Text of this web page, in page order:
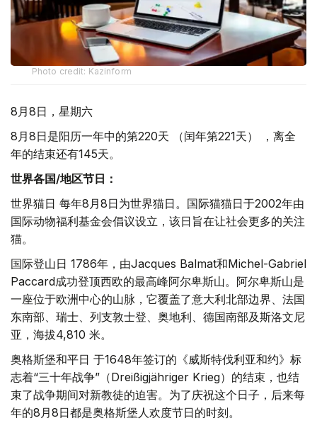
Photo credit: Kazinform
8月8日，星期六
8月8日是阳历一年中的第220天 （闰年第221天） ，离全
年的结束还有145天。
世界各国/地区节日：
世界猫日 每年8月8日为世界猫日。国际猫猫日于2002年由
国际动物福利基金会倡议设立，该日旨在让社会更多的关注
猫。
国际登山日 1786年，由Jacques Balmat和Michel-Gabriel
Paccard成功登顶西欧的最高峰阿尔卑斯山。阿尔卑斯山是
一座位于欧洲中心的山脉，它覆盖了意大利北部边界、法国
东南部、瑞士、列支敦士登、奥地利、德国南部及斯洛文尼
亚，海拔4,810 米。
奥格斯堡和平日 于1648年签订的《威斯特伐利亚和约》标
志着“三十年战争”（Dreißigjähriger Krieg）的结束，也结
束了战争期间对新教徒的迫害。为了庆祝这个日子，后来每
年的8月8日都是奥格斯堡人欢度节日的时刻。